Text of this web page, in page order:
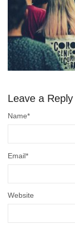
Leave a Reply
Name*
Email*
Website